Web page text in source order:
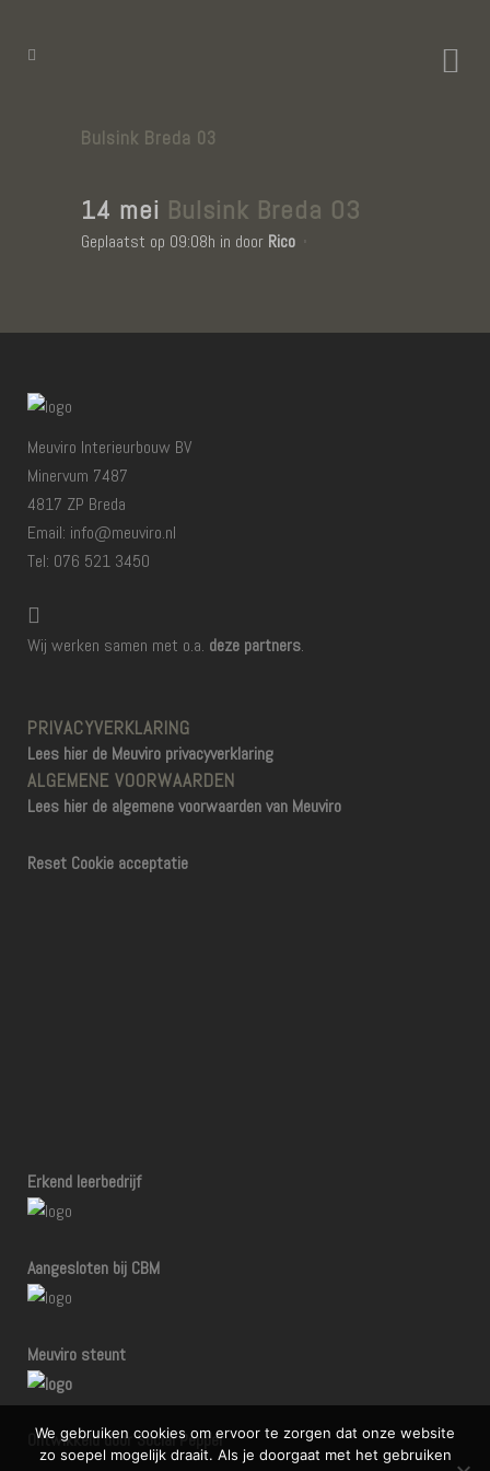
Bulsink Breda 03
14 mei Bulsink Breda 03
Geplaatst op 09:08h in door Rico
Meuviro Interieurbouw BV
Minervum 7487
4817 ZP Breda
Email: info@meuviro.nl
Tel: 076 521 3450
Wij werken samen met o.a. deze partners.
PRIVACYVERKLARING
Lees hier de Meuviro privacyverklaring
ALGEMENE VOORWAARDEN
Lees hier de algemene voorwaarden van Meuviro
Reset Cookie acceptatie
Erkend leerbedrijf
Aangesloten bij CBM
Meuviro steunt
Ontwikkeld door Social Pepper
We gebruiken cookies om ervoor te zorgen dat onze website
zo soepel mogelijk draait. Als je doorgaat met het gebruiken